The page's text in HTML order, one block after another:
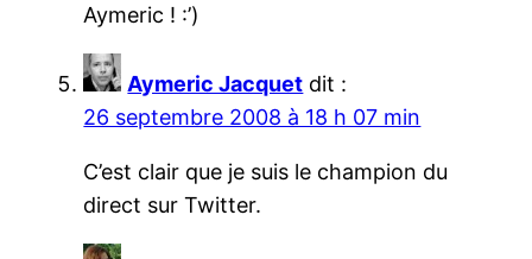
Aymeric ! :’)
Aymeric Jacquet dit :
26 septembre 2008 à 18 h 07 min
C’est clair que je suis le champion du
direct sur Twitter.